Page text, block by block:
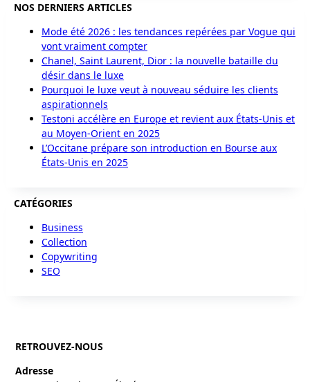
NOS DERNIERS ARTICLES
Mode été 2026 : les tendances repérées par Vogue qui
vont vraiment compter
Chanel, Saint Laurent, Dior : la nouvelle bataille du
désir dans le luxe
Pourquoi le luxe veut à nouveau séduire les clients
aspirationnels
Testoni accélère en Europe et revient aux États-Unis et
au Moyen-Orient en 2025
L’Occitane prépare son introduction en Bourse aux
États-Unis en 2025
CATÉGORIES
Business
Collection
Copywriting
SEO
RETROUVEZ-NOUS
Adresse